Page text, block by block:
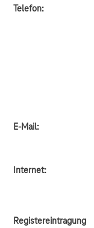
Telefon:
E-Mail:
Internet:
Registereintragung